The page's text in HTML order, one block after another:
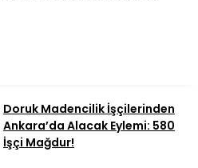
Doruk Madencilik İşçilerinden
Ankara’da Alacak Eylemi: 580
İşçi Mağdur!